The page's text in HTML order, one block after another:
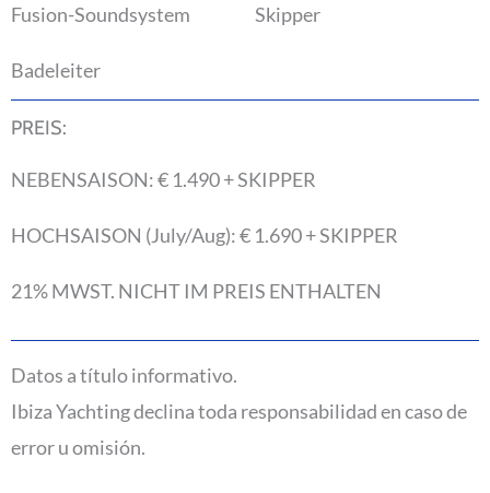
Fusion-Soundsystem
Badeleiter
Skipper
PREIS:
NEBENSAISON: € 1.490 + SKIPPER
HOCHSAISON (July/Aug): € 1.690 + SKIPPER
21% MWST. NICHT IM PREIS ENTHALTEN
Datos a título informativo.
Ibiza Yachting declina toda responsabilidad en caso de
error u omisión.